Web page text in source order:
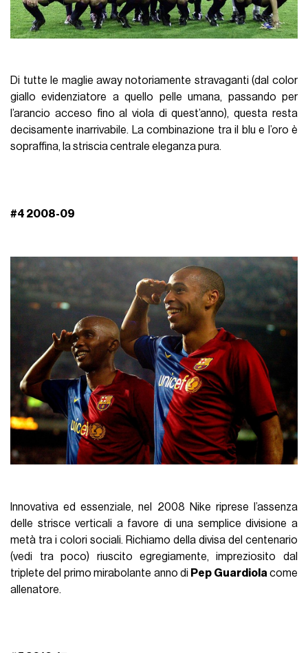
Di tutte le maglie away notoriamente stravaganti (dal color
giallo evidenziatore a quello pelle umana, passando per
l’arancio acceso fino al viola di quest’anno), questa resta
decisamente inarrivabile. La combinazione tra il blu e l’oro è
sopraffina, la striscia centrale eleganza pura.
#4 2008-09
Innovativa ed essenziale, nel 2008 Nike riprese l’assenza
delle strisce verticali a favore di una semplice divisione a
metà tra i colori sociali. Richiamo della divisa del centenario
(vedi tra poco) riuscito egregiamente, impreziosito dal
triplete del primo mirabolante anno di Pep Guardiola come
allenatore.